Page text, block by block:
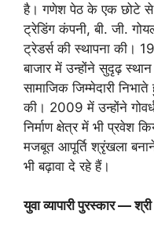
है। गणेश पेठ के एक छोटे से
ट्रेडिंग कंपनी, बी. जी.
ट्रेडर्स की स्थापना की।
बाजार में उन्होंने सुदृढ़
सामाजिक जिम्मेदारी
की। 2009 में उन्होंने
निर्माण क्षेत्र में भी प्रवेश
मजबूत आपूर्ति श्रृंखला
भी बढ़ावा दे रहे हैं।
युवा व्यापारी पुरस्कार —